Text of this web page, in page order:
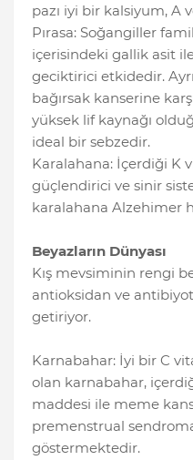
pazı iyi bir kalsiyum, A
Pırasa: Soğangiller
içerisindeki gallik asit
geciktirici etkidedir.
bağırsak kanserine
yüksek lif kaynağı
ideal bir sebzedir.
Karalahana: İçerdiği K
güçlendirici ve sinir
karalahana Alzehimer
Beyazların Dünyası
Kış mevsiminin rengi
antioksidan ve
getiriyor.
Karnabahar: İyi bir C
olan karnabahar,
maddesi ile meme
premenstrual
göstermektedir.